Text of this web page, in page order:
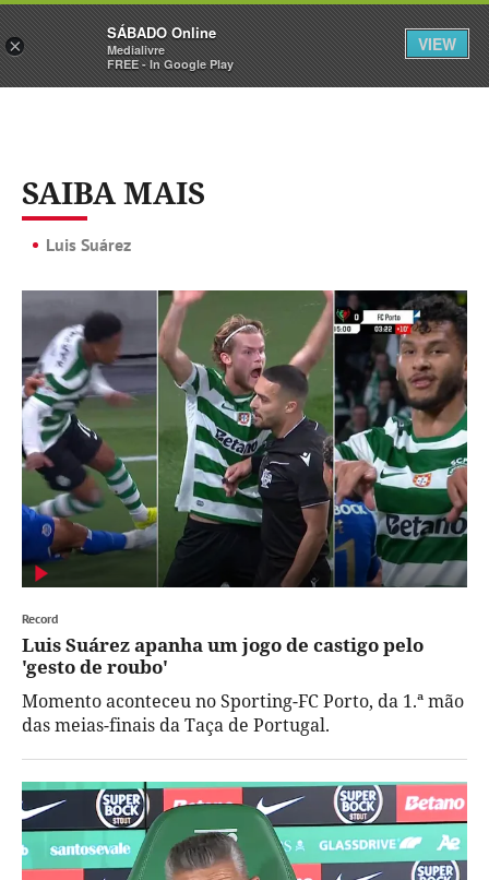
Sábado Assine Iniciar Sessão
SAIBA MAIS
Luis Suárez
Record
Luis Suárez apanha um jogo de castigo pelo
'gesto de roubo'
Momento aconteceu no Sporting-FC Porto, da 1.ª mão
das meias-finais da Taça de Portugal.
×
SÁBADO Online
Medialivre
FREE - In Google Play
VIEW